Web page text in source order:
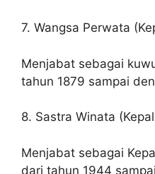
7. Wangsa Perwata
Menjabat sebagai
tahun 1879 sampai
8. Sastra Winata
Menjabat sebagai
dari tahun 1944